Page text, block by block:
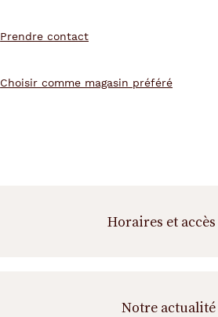
Prendre contact
Choisir comme magasin préféré
Horaires et accès
Notre actualité